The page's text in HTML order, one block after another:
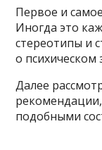
Первое и
Иногда это
стереотипы и
о психическом
Далее
подобными